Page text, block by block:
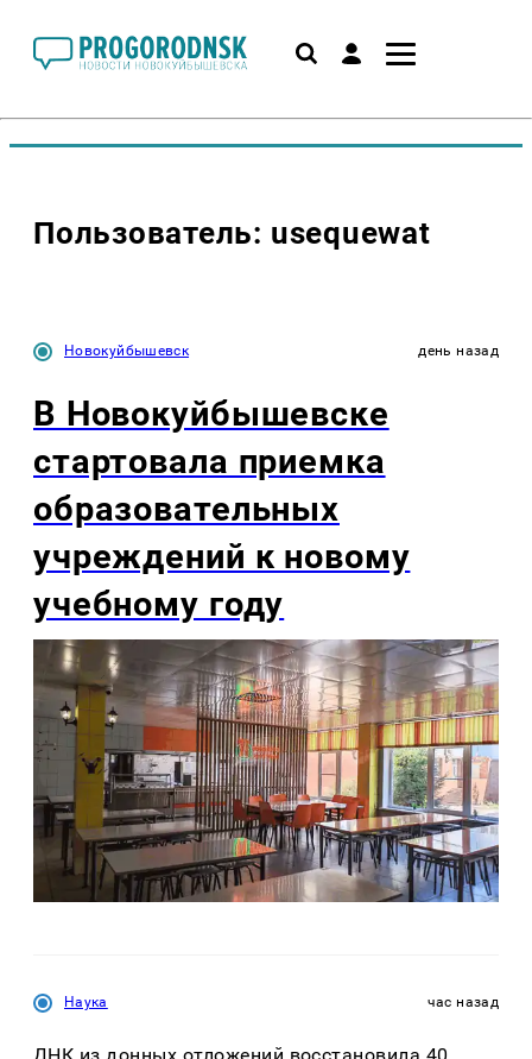
Пользователь: usequewat
Новокуйбышевск день назад
В Новокуйбышевске
стартовала приемка
образовательных
учреждений к новому
учебному году
Наука час назад